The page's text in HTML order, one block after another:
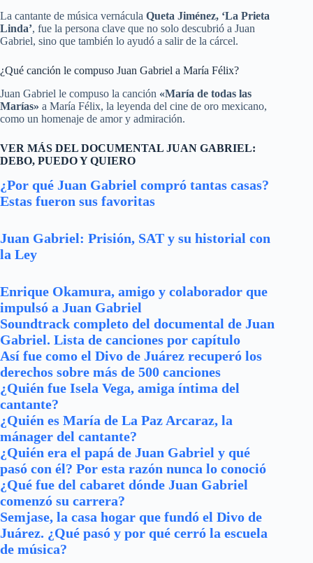
La cantante de música vernácula Queta Jiménez, ‘La Prieta
Linda’, fue la persona clave que no solo descubrió a Juan
Gabriel, sino que también lo ayudó a salir de la cárcel.
¿Qué canción le compuso Juan Gabriel a María Félix?
Juan Gabriel le compuso la canción «María de todas las
Marías» a María Félix, la leyenda del cine de oro mexicano,
como un homenaje de amor y admiración.
VER MÁS DEL DOCUMENTAL JUAN GABRIEL:
DEBO, PUEDO Y QUIERO
¿Por qué Juan Gabriel compró tantas casas?
Estas fueron sus favoritas
Juan Gabriel: Prisión, SAT y su historial con
la Ley
Enrique Okamura, amigo y colaborador que
impulsó a Juan Gabriel
Soundtrack completo del documental de Juan
Gabriel. Lista de canciones por capítulo
Así fue como el Divo de Juárez recuperó los
derechos sobre más de 500 canciones
¿Quién fue Isela Vega, amiga íntima del
cantante?
¿Quién es María de La Paz Arcaraz, la
mánager del cantante?
¿Quién era el papá de Juan Gabriel y qué
pasó con él? Por esta razón nunca lo conoció
¿Qué fue del cabaret dónde Juan Gabriel
comenzó su carrera?
Semjase, la casa hogar que fundó el Divo de
Juárez. ¿Qué pasó y por qué cerró la escuela
de música?